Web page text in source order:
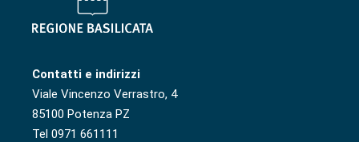
Contatti e indirizzi
Viale Vincenzo Verrastro, 4
85100 Potenza PZ
Tel 0971 661111